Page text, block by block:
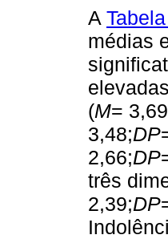
A
médias
(M=
3,48;DP
2,66;DP
três
2,39;DP